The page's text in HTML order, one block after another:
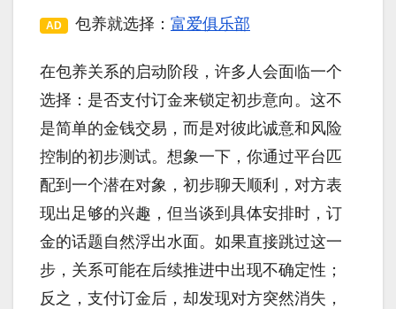
AD 包养就选择： 富爱俱乐部
在包养关系的启动阶段，许多人会面临一个
选择：是否支付订金来锁定初步意向。这不
是简单的金钱交易，而是对彼此诚意和风险
控制的初步测试。想象一下，你通过平台匹
配到一个潜在对象，初步聊天顺利，对方表
现出足够的兴趣，但当谈到具体安排时，订
金的话题自然浮出水面。如果直接跳过这一
步，关系可能在后续推进中出现不确定性；
反之，支付订金后，却发现对方突然消失，